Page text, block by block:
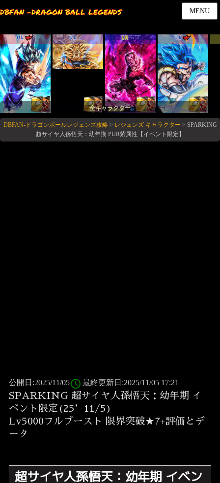
DBFAN -DRAGON BALL LEGENDS MENU
UL UL LR UL
全キャラクター
DBFAN-ドラゴンボールレジェンズ攻略> レジェンズ キャラクター > SPARKING
超サイヤ人孫悟天：幼年期 PUR紫属性【イベント限定】
公開日:2025/11/05access_time 最終更新日:2025/11/05 17:21
SPARKING 超サイヤ人孫悟天：幼年期 イ
ベント限定(25’11/5)
Lv5000フルブースト 限界突破★7+評価とデ
ータ
超サイヤ人孫悟天：幼年期 イベン